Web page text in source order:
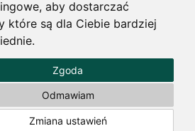
, aby dostarczać
które są dla Ciebie bardziej
.
Zgoda
Odmawiam
Zmiana ustawień
Wszystkie prawa zastrzeżone.
MOUTON interactive
nasz profil na: